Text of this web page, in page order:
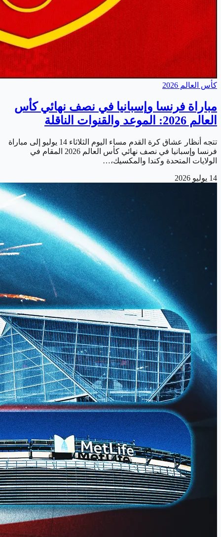
كأس العالم 2026
مباراة فرنسا وإسبانيا في نصف نهائي كأس
العالم 2026: الموعد والقنوات الناقلة
تتجه أنظار عشاق كرة القدم مساء اليوم الثلاثاء 14 يوليو إلى مباراة
فرنسا وإسبانيا في نصف نهائي كأس العالم 2026 المقام في
الولايات المتحدة وكندا والمكسيك،…
14 يوليو 2026